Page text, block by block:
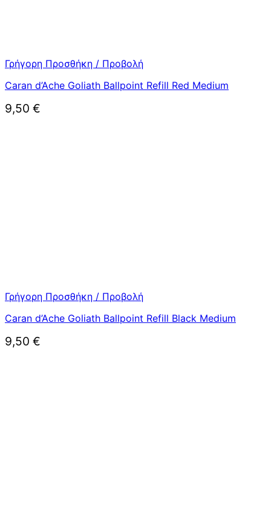
Γρήγορη Προσθήκη / Προβολή
Caran d’Ache Goliath Ballpoint Refill Red Medium
9,50 €
Γρήγορη Προσθήκη / Προβολή
Caran d’Ache Goliath Ballpoint Refill Black Medium
9,50 €